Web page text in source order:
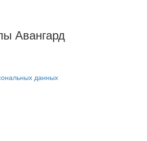
Авангард
данных